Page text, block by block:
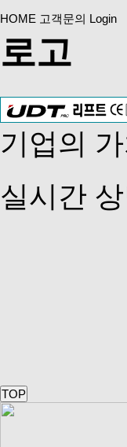
HOME 고객문의 Login
로고
기업의
실시간
TOP